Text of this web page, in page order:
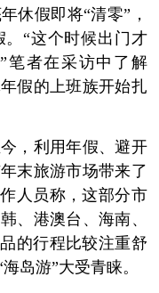
休假即将“清零”，
“这个时候出门才
笔者在采访中了解
假的上班族开始扎
，利用年假、避开
末旅游市场带来了
人员称，这部分市
、港澳台、海南、
的行程比较注重舒
岛游”大受青睐。